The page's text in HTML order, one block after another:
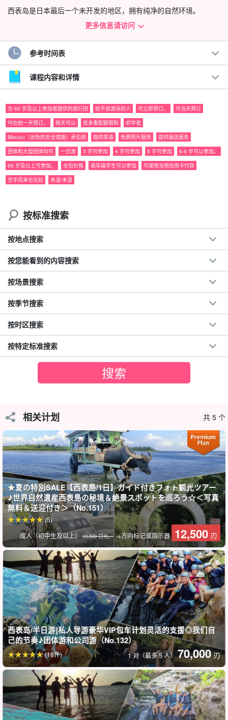
西表岛是日本最后一个未开发的地区，拥有纯净的自然环境。
摄影导游是体验其魅力的最佳方式。
在西表岛独特的风景名胜游览时，何不拍下难忘的瞬间呢？
建议。
◆目前的照片数据
总参与人数超过 300,000 人！
可拍摄上镜照片。
当地导游带您游览最壮观的景点。
旅行团参与者福利页面介绍。
上原地区。提供免费班车服务
移动中充满乐趣
当地导游将带您领略西表岛的魅力。
易懂、生动有趣的方式向您介绍西表岛的自然、历史和文化♪。
西表岛的魅力一定会进一步加深。您在旅途中不会感到无聊，一定
会度过一段充实的时光！
参观景点
白滨港
南风三田海滩
*观测点可能会根据天气变化而改变。
更多信息请访问
参考时间表
课程内容和详情
为 60 岁及以上参加者提供的旅行团 给不会游泳的人 可立即预订。
可当天预订
可在前一天预订。
雨天可以 受多重配额限制
初学者
Maruyu（出色的安全措施）承包商
提供英语 免费照片服务
提供接送服务
团体和大型团体均可
一日游 3 岁可参加 4 岁可参加 5 岁可参加
6-9 岁可以参加。
66 岁及以上可参加。
全包价格 高年级学生可以参加
可使用当地信用卡付款
空手而来也无妨
未湿/未湿
按标准搜索
按地点搜索
按您能看到的内容搜索
按场景搜索
按季节搜索
按时区搜索
按特定标准搜索
相关计划 共 5 个
★夏の特別SALE【西表島/1日】ガイド付きフォト観光ツアー
♪世界自然遺産西表島の秘境＆絶景スポットを巡ろう☆＜写真
無料＆送迎付き＞（No.151）
成人（初中生及以上） 13,500 日元。→方向标记或指示器 12,500 刃
(5)
西表岛/半日游]私人导游豪华VIP包车计划灵活的支援◎我们自
己的节奏♪团体游和公司游（No.132）
1 对（最多 5 人）70,000 刃
(18件)